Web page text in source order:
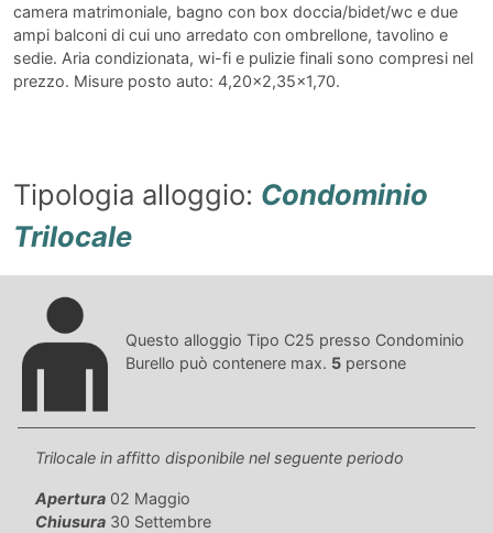
camera matrimoniale, bagno con box doccia/bidet/wc e due
ampi balconi di cui uno arredato con ombrellone, tavolino e
sedie. Aria condizionata, wi-fi e pulizie finali sono compresi nel
prezzo. Misure posto auto: 4,20x2,35x1,70.
Tipologia alloggio: Condominio
Trilocale
Questo alloggio Tipo C25 presso Condominio
Burello può contenere max. 5 persone
Trilocale in affitto disponibile nel seguente periodo
Apertura 02 Maggio
Chiusura 30 Settembre